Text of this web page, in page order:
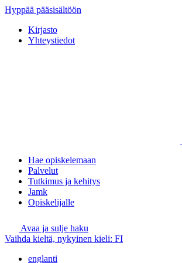
Hyppää pääsisältöön
Kirjasto
Yhteystiedot
Hae opiskelemaan
Palvelut
Tutkimus ja kehitys
Jamk
Opiskelijalle
Avaa ja sulje haku
Vaihda kieltä, nykyinen kieli: FI
englanti